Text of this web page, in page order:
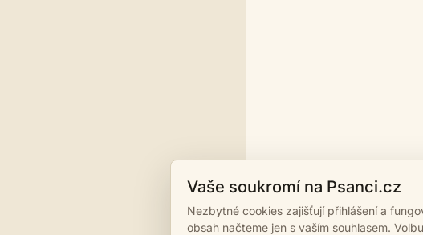
Vaše soukromí na Psanci.cz
Nezbytné cookies zajišťují přihlášení a
obsah načteme jen s vaším souhlasem.